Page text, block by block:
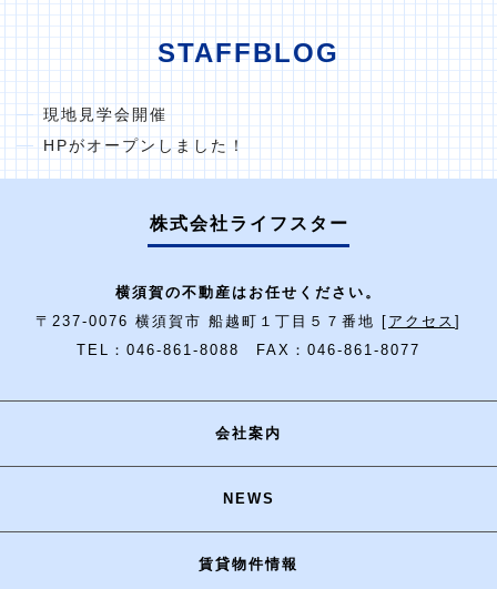
STAFFBLOG
現地見学会開催
HPがオープンしました！
株式会社ライフスター
横須賀の不動産はお任せください。
〒237-0076 横須賀市 船越町１丁目５７番地 [ アクセス ]
TEL：046-861-8088 FAX：046-861-8077
会社案内
NEWS
賃貸物件情報